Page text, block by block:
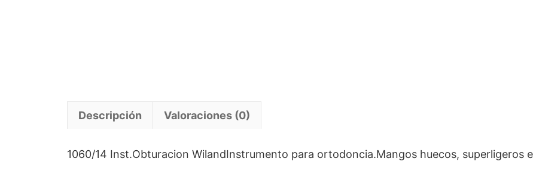
Descripción Valoraciones (0)
1060/14 Inst.Obturacion WilandInstrumento para ortodoncia.Mangos huecos, superligeros e